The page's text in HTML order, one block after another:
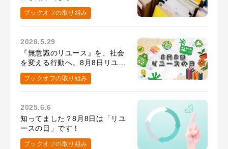
ブックオフの取り組み
2026.5.29
『無意識のリユース』を、社会
を変える行動へ。8月8日リユー
スの日の取り組み
ブックオフの取り組み
2025.6.6
知ってました？8月8日は「リユ
ースの日」です！
ブックオフの取り組み